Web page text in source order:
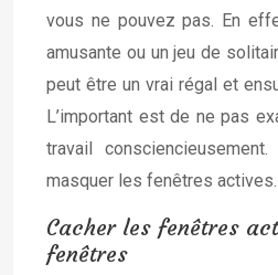
vous ne pouvez pas. En
amusante ou un jeu de
peut être un vrai régal et
L’important est de ne pas
travail
masquer les fenêtres actives.
Cacher les fenêtres
fenêtres